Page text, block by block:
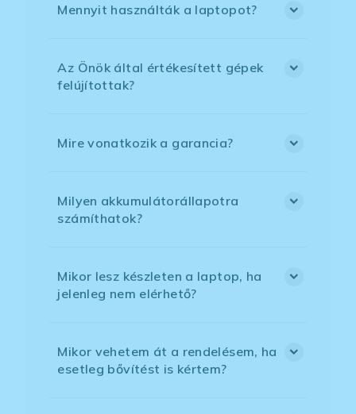
Mennyit használták a laptopot?
Az Önök által értékesített gépek
felújítottak?
Mire vonatkozik a garancia?
Milyen akkumulátorállapotra
számíthatok?
Mikor lesz készleten a laptop, ha
jelenleg nem elérhető?
Mikor vehetem át a rendelésem, ha
esetleg bővítést is kértem?